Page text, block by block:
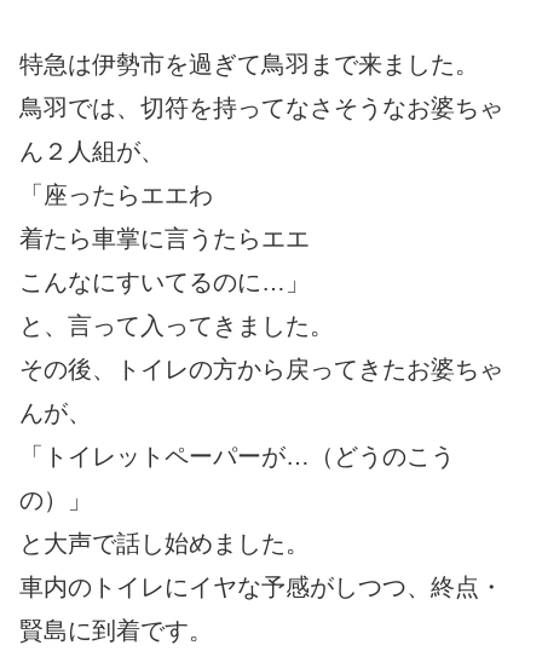
特急は伊勢市を過ぎて鳥羽まで来ました。
鳥羽では、切符を持ってなさそうなお婆ちゃ
ん２人組が、
「座ったらエエわ
着たら車掌に言うたらエエ
こんなにすいてるのに…」
と、言って入ってきました。
その後、トイレの方から戻ってきたお婆ちゃ
んが、
「トイレットペーパーが…（どうのこう
の）」
と大声で話し始めました。
車内のトイレにイヤな予感がしつつ、終点・
賢島に到着です。